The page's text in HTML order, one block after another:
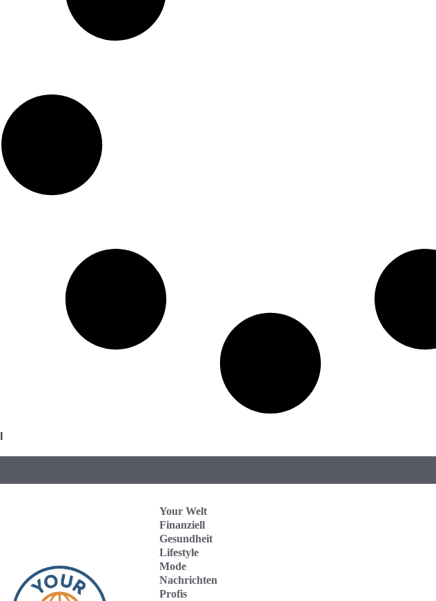
Your Welt
Finanziell
Gesundheit
Lifestyle
Mode
Nachrichten
Profis